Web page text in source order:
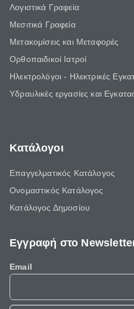
Λογιστικά Γραφεία
Μεσιτικά Γραφεία
Μετακομίσεις και Μεταφορές
Ορθοπαιδικοί Ιατροί
Ηλεκτρολόγοι - Ηλεκτρικές
Υδραυλικές εργασίες και
Κατάλογοι
Επαγγελματικός Κατάλογος
Ονομαστικός Κατάλογος
Κατάλογος Δημοσίου
Εγγραφή στο
Email